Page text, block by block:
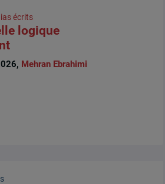
écrits
logique
Mehran Ebrahimi